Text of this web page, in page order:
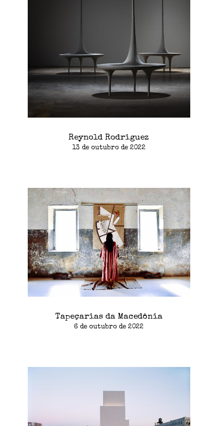
Reynold Rodriguez
13 de outubro de 2022
Tapeçarias da Macedônia
6 de outubro de 2022